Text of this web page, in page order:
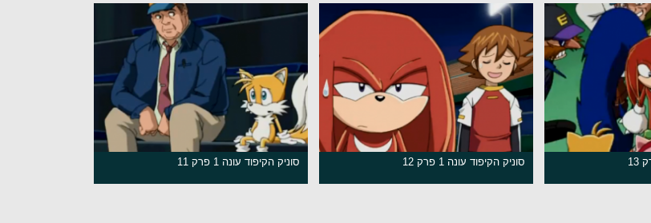
סוניק הקיפוד עונה 1 פרק 12 סוניק הקיפוד עונה 1 פרק 11